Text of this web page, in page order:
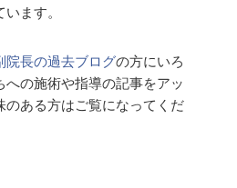
ます。
院長の過去ブログの方にいろ
への施術や指導の記事をアッ
のある方はご覧になってくだ